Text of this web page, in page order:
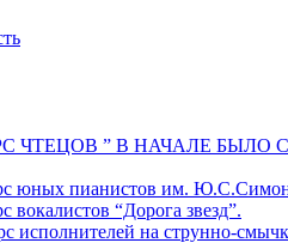
” В НАЧАЛЕ БЫЛО
юных пианистов им.
вокалистов “Дорога звезд”.
исполнителей на струнно-